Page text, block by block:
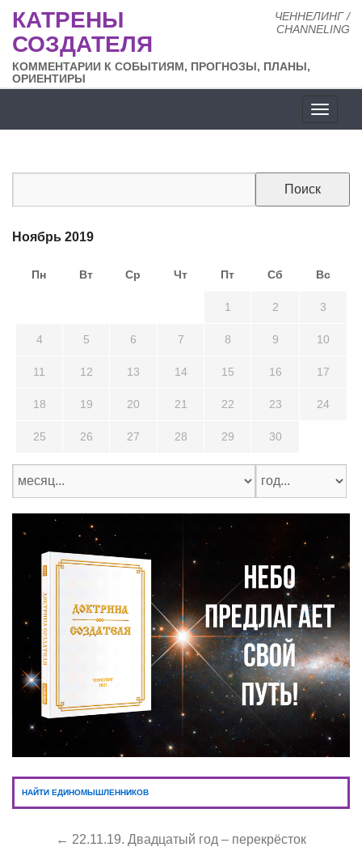
ЧЕННЕЛИНГ /
CHANNELING
КАТРЕНЫ
СОЗДАТЕЛЯ
КОММЕНТАРИИ К СОБЫТИЯМ, ПРОГНОЗЫ, ПЛАНЫ,
ОРИЕНТИРЫ
сайта
Ноябрь 2019
Пн Вт Ср Чт Пт Сб Вс
1 2 3
4 5 6 7 8 9 10
11 12 13 14 15 16 17
18 19 20 21 22 23 24
25 26 27 28 29 30
НАЙТИ ЕДИНОМЫШЛЕННИКОВ
← 22.11.19. Двадцатый год – перекрёсток